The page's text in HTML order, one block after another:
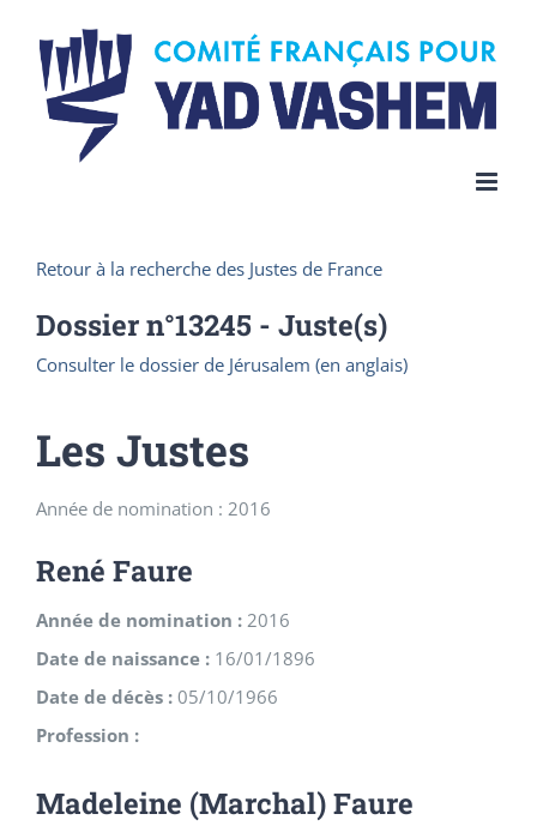
content
Retour à la recherche des Justes de France
Dossier n°13245 - Juste(s)
Consulter le dossier de Jérusalem (en anglais)
Les Justes
Année de nomination : 2016
René Faure
Année de nomination : 2016
Date de naissance : 16/01/1896
Date de décès : 05/10/1966
Profession :
Madeleine (Marchal) Faure